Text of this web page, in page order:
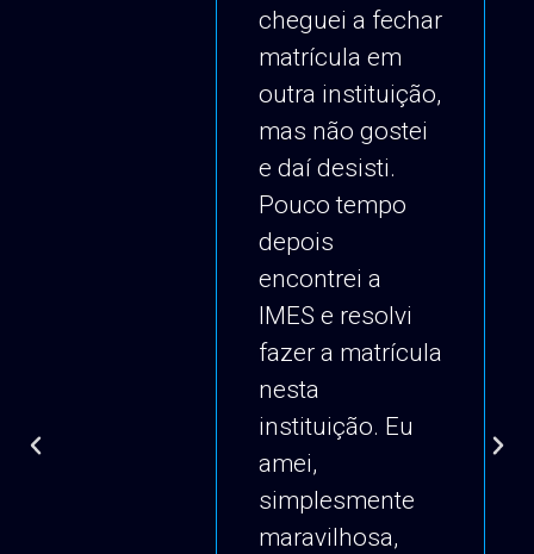
cheguei a fechar
matrícula em
outra instituição,
mas não gostei
e daí desisti.
Pouco tempo
depois
encontrei a
IMES e resolvi
fazer a matrícula
nesta
instituição. Eu
amei,
simplesmente
maravilhosa,